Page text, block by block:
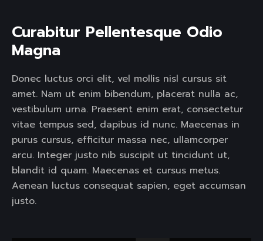
Curabitur Pellentesque Odio
Magna
Donec luctus orci elit, vel mollis nisl cursus sit
amet. Nam ut enim bibendum, placerat nulla ac,
vestibulum urna. Praesent enim erat, consectetur
vitae tempus sed, dapibus id nunc. Maecenas in
purus cursus, efficitur massa nec, ullamcorper
arcu. Integer justo nib suscipit ut tincidunt ut,
blandit id quam. Maecenas et cursus metus.
Aenean luctus consequat sapien, eget accumsan
justo.